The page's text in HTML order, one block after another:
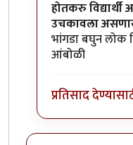
In reply to
होतकरु विद्यार्थी
उचकावला
भांगडा बघुन लोक
आंबोळी
प्रतिसाद